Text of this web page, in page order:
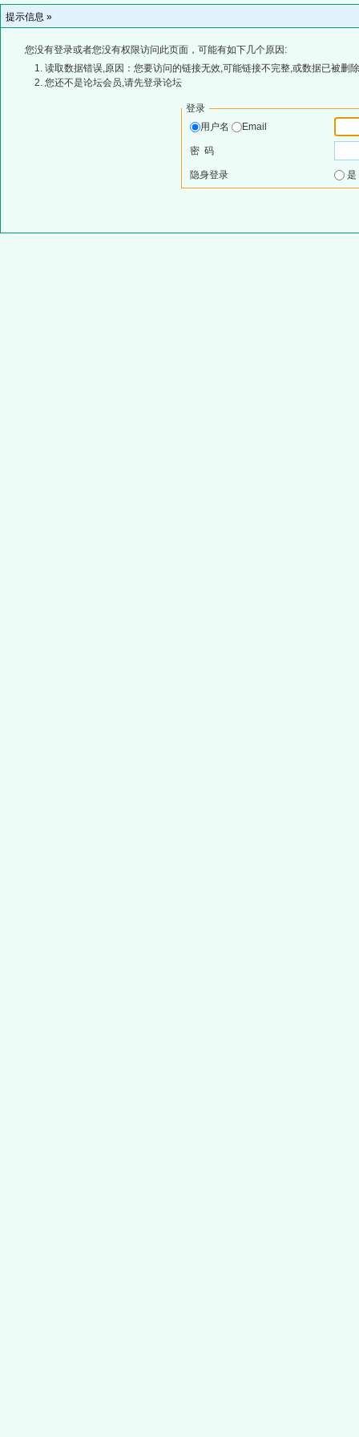
提示信息 »
您没有登录或者您没有权限访问此页面，可能有如下几个原因:
读取数据错误,原因：您要访问的链接无效,可能链接不完整,或数据已被删
您还不是论坛会员,请先登录论坛
登录
用户名
Email
密 码
隐身登录